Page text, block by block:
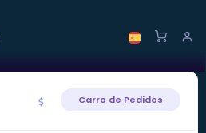
Carro de Pedidos